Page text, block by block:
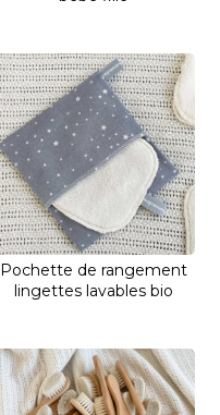
Pochette de rangement
lingettes lavables bio